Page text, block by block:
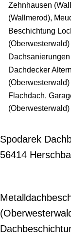
Zehnhausen
(Wallmerod),
Beschichtung
(Oberwesterwald)
Dachdecker
(Oberwesterwald)
Flachdach,
(Oberwesterwald)
Spodarek
56414